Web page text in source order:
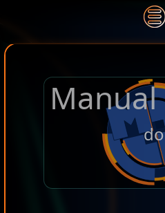
Manual
do